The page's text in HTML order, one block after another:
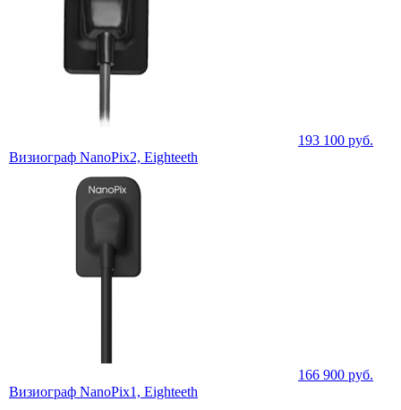
193 100 руб.
Визиограф NanoPix2, Eighteeth
166 900 руб.
Визиограф NanoPix1, Eighteeth